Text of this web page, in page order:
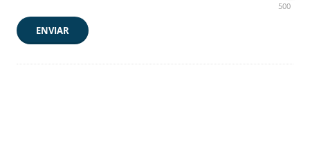
500
ENVIAR